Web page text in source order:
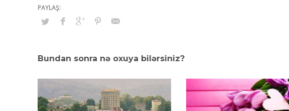
Bundan sonra nə oxuya bilərsiniz?